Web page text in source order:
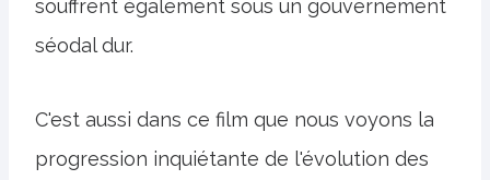
souffrent également sous un gouvernement
séodal dur.
C'est aussi dans ce film que nous voyons la
progression inquiétante de l'évolution des